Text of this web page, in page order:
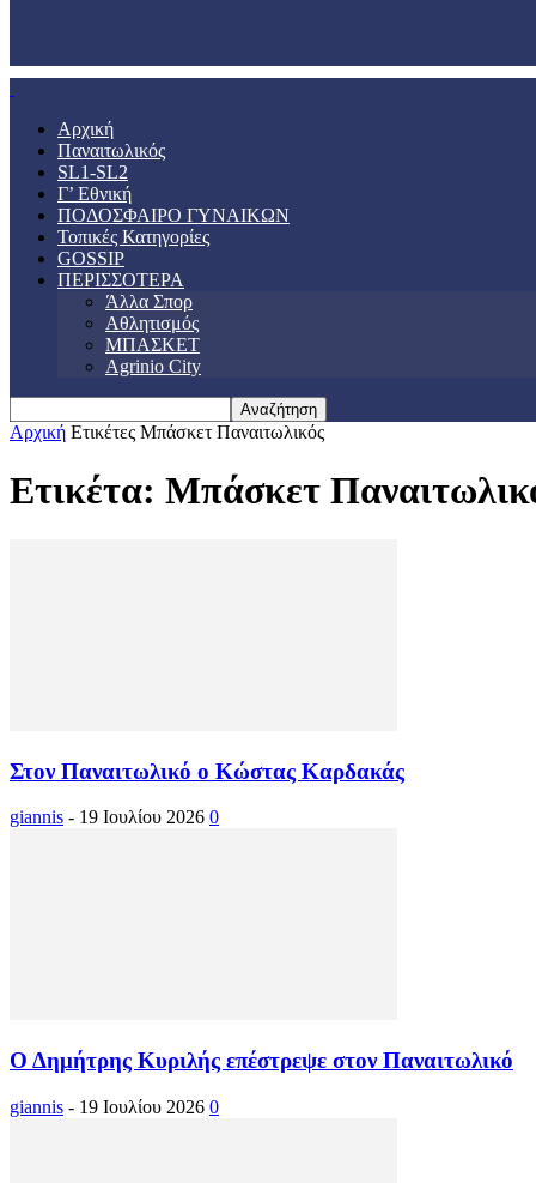
Αρχική
Παναιτωλικός
SL1-SL2
Γ’ Εθνική
ΠΟΔΟΣΦΑΙΡΟ ΓΥΝΑΙΚΩΝ
Τοπικές Κατηγορίες
GOSSIP
ΠΕΡΙΣΣΟΤΕΡΑ
Άλλα Σπορ
Αθλητισμός
ΜΠΑΣΚΕΤ
Agrinio City
Αρχική Ετικέτες Μπάσκετ Παναιτωλικός
Ετικέτα: Μπάσκετ
Στον Παναιτωλικό ο Κώστας Καρδακάς
giannis - 19 Ιουλίου 2026 0
Ο Δημήτρης Κυριλής επέστρεψε στον Παναιτωλικό
giannis - 19 Ιουλίου 2026 0